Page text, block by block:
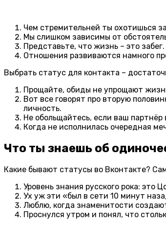
Чем стремительней ты охотишься
Мы слишком зависимы от
Представьте, что жизнь – это
Отношения развиваются намного
Выбрать статус для контакта –
Прощайте, обиды не упрощают
Вот все говорят про вторую
личность.
Не обольщайтесь, если ваш партнёр
Когда не исполнилась очередная
Что ты знаешь об
Какие бывают статусы во Вконтакте?
Уровень знания русского рока: это
Ух уж эти «был в сети 10 минут
Люблю, когда знаменитости
Проснулся утром и понял, что